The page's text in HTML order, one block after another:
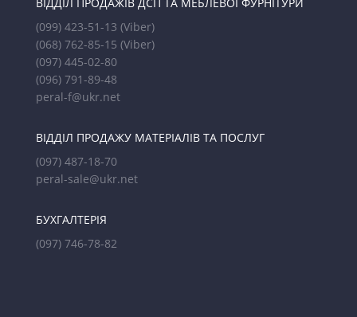
(099) 423-51-13 (Viber)
(068) 762-85-15 (Viber)
(097) 445-02-80
(096) 791-89-48
peral-f@ukr.net
ВІДДІЛ ПРОДАЖУ МАТЕРІАЛІВ ТА ПОСЛУГ
(097) 487-18-70
peral-sale@ukr.net
БУХГАЛТЕРІЯ
(097) 746-78-82